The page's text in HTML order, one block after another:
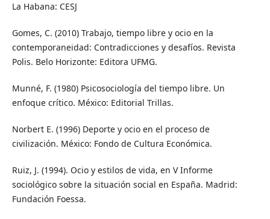
La Habana: CESJ
Gomes, C. (2010) Trabajo, tiempo libre y ocio en la
contemporaneidad: Contradicciones y desafíos. Revista
Polis. Belo Horizonte: Editora UFMG.
Munné, F. (1980) Psicosociología del tiempo libre. Un
enfoque crítico. México: Editorial Trillas.
Norbert E. (1996) Deporte y ocio en el proceso de
civilización. México: Fondo de Cultura Económica.
Ruiz, J. (1994). Ocio y estilos de vida, en V Informe
sociológico sobre la situación social en España. Madrid:
Fundación Foessa.